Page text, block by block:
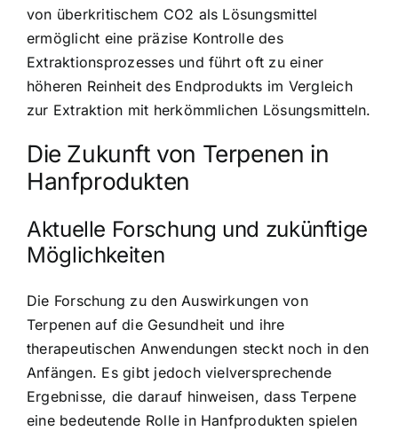
von überkritischem CO2 als Lösungsmittel
ermöglicht eine präzise Kontrolle des
Extraktionsprozesses und führt oft zu einer
höheren Reinheit des Endprodukts im Vergleich
zur Extraktion mit herkömmlichen Lösungsmitteln.
Die Zukunft von Terpenen in
Hanfprodukten
Aktuelle Forschung und zukünftige
Möglichkeiten
Die Forschung zu den Auswirkungen von
Terpenen auf die Gesundheit und ihre
therapeutischen Anwendungen steckt noch in den
Anfängen. Es gibt jedoch vielversprechende
Ergebnisse, die darauf hinweisen, dass Terpene
eine bedeutende Rolle in Hanfprodukten spielen